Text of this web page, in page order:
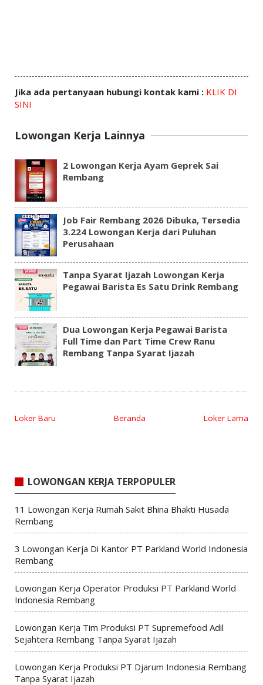
Jika ada pertanyaan hubungi kontak kami : KLIK DI
SINI
Lowongan Kerja Lainnya
2 Lowongan Kerja Ayam Geprek Sai
Rembang
Job Fair Rembang 2026 Dibuka, Tersedia
3.224 Lowongan Kerja dari Puluhan
Perusahaan
Tanpa Syarat Ijazah Lowongan Kerja
Pegawai Barista Es Satu Drink Rembang
Dua Lowongan Kerja Pegawai Barista
Full Time dan Part Time Crew Ranu
Rembang Tanpa Syarat Ijazah
Loker Baru Loker Lama
Beranda
LOWONGAN KERJA TERPOPULER
11 Lowongan Kerja Rumah Sakit Bhina Bhakti Husada
Rembang
3 Lowongan Kerja Di Kantor PT Parkland World Indonesia
Rembang
Lowongan Kerja Operator Produksi PT Parkland World
Indonesia Rembang
Lowongan Kerja Tim Produksi PT Supremefood Adil
Sejahtera Rembang Tanpa Syarat Ijazah
Lowongan Kerja Produksi PT Djarum Indonesia Rembang
Tanpa Syarat Ijazah